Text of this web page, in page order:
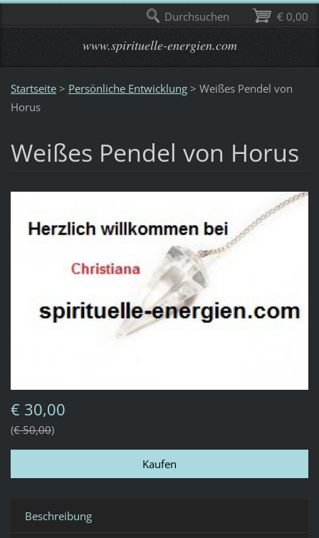
www.spirituelle-energien.com
Startseite > Persönliche Entwicklung > Weißes Pendel von
Horus
Weißes Pendel von Horus
€ 30,00
€ 50,00
Beschreibung
€ 0,00
Durchsuchen